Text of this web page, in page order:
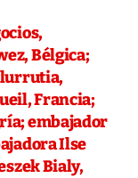
Bélgica;
Francia;
embajador
Ilse
Bialy,